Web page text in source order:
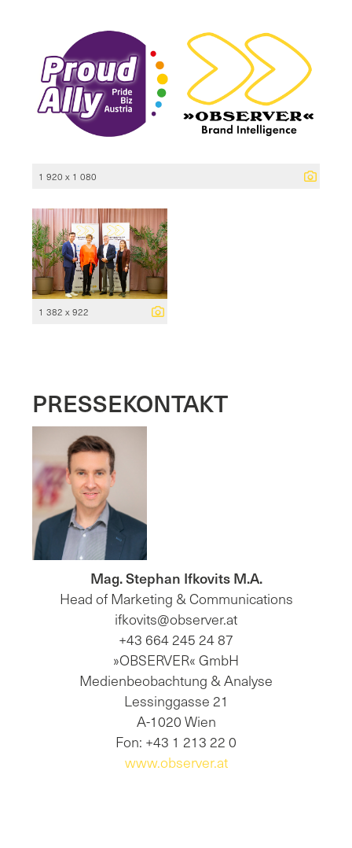
1 920 x 1 080
1 382 x 922
PRESSEKONTAKT
Mag. Stephan Ifkovits M.A.
Head of Marketing & Communications
ifkovits@observer.at
+43 664 245 24 87
»OBSERVER« GmbH
Medienbeobachtung & Analyse
Lessinggasse 21
A-1020 Wien
Fon: +43 1 213 22 0
www.observer.at